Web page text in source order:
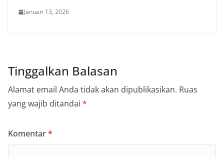
Januari 13, 2026
Tinggalkan Balasan
Alamat email Anda tidak akan dipublikasikan. Ruas
yang wajib ditandai *
Komentar*